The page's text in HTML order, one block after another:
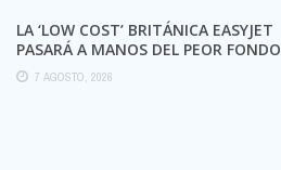
LA ‘LOW COST’ BRITÁNICA EASYJET
PASARÁ A MANOS DEL PEOR FONDO
POSIBLE:
7 AGOSTO, 2026